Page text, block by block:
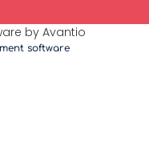
by Avantio
software